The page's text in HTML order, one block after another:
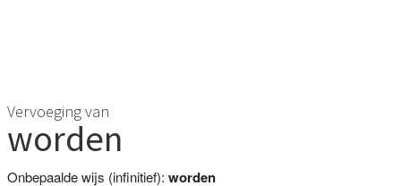
Vervoeging van
worden
Onbepaalde wijs (infinitief): worden